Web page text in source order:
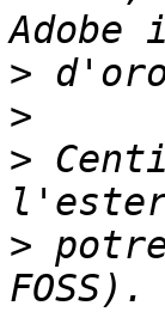
>
>
>
>